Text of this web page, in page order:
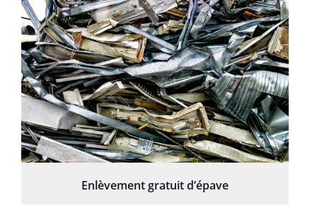
Enlèvement gratuit d’épave